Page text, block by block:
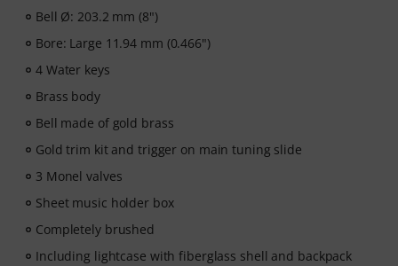
Bell Ø: 203.2 mm (8")
Bore: Large 11.94 mm (0.466")
4 Water keys
Brass body
Bell made of gold brass
Gold trim kit and trigger on main tuning slide
3 Monel valves
Sheet music holder box
Completely brushed
Including lightcase with fiberglass shell and backpack